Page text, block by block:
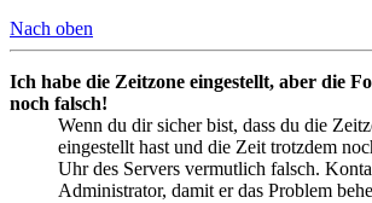
Nach oben
Ich habe die Zeitzone eingestellt, aber die
noch falsch!
Wenn du dir sicher bist, dass du die
eingestellt hast und die Zeit trotzdem
Uhr des Servers vermutlich falsch.
Administrator, damit er das Problem